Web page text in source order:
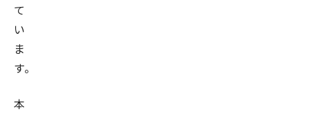
て
い
ま
す。
本